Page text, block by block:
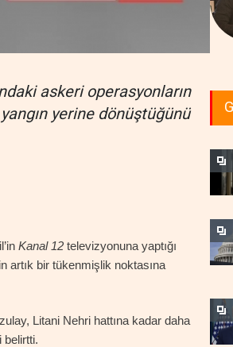
askeri operasyonların
yerine dönüştüğünü
Kanal 12 televizyonuna yaptığı
artık bir tükenmişlik noktasına
Litani Nehri hattına kadar daha
belirtti.